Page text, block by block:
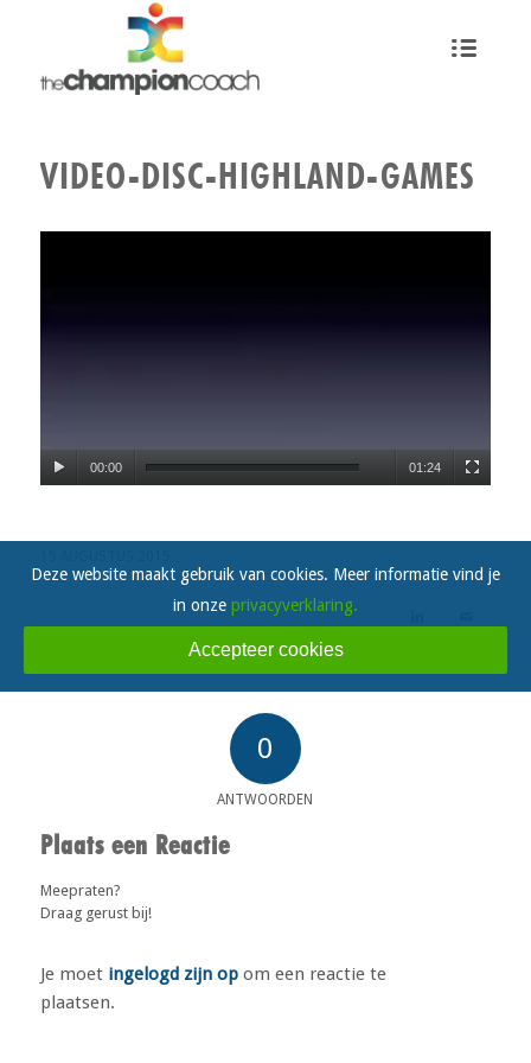
VIDEO-DISC-HIGHLAND-GAMES
00:00 01:24
0
ANTWOORDEN
Plaats een Reactie
Meepraten?
Draag gerust bij!
Je moet ingelogd zijn opom een reactie te
plaatsen.
Deze website maakt gebruik van cookies. Meer informatie vind je
in onze privacyverklaring.
Accepteer cookies